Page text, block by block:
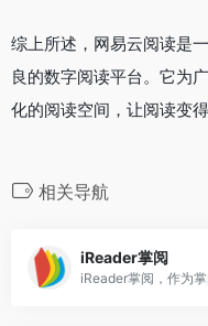
综上所述，网易云阅读是
良的数字阅读平台。它为
化的阅读空间，让阅读变
相关导航
iReader掌阅
iReader掌阅，作为